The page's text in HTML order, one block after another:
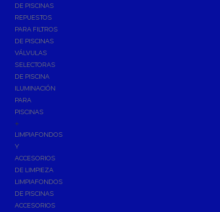
DE PISCINAS
REPUESTOS
PARA FILTROS
DE PISCINAS
VÁLVULAS
SELECTORAS
DE PISCINA
ILUMINACIÓN
PARA
PISCINAS
+
LIMPIAFONDOS
Y
ACCESORIOS
DE LIMPIEZA
LIMPIAFONDOS
DE PISCINAS
ACCESORIOS